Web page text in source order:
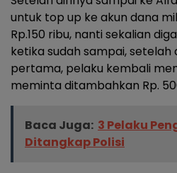
untuk top up ke akun dana
Rp.150 ribu, nanti sekalian
ketika sudah sampai, setelah
pertama, pelaku kembali
meminta ditambahkan Rp.
Baca Juga: 3 Pelaku
Ditangkap Polisi